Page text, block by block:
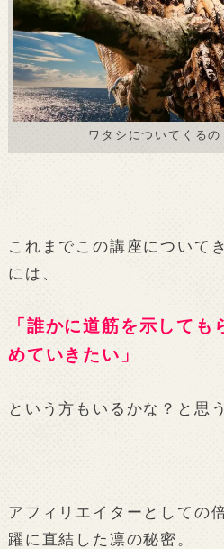
ワタシについてくるの
これまでこの講座について
には、
「誰かに道筋を示しても
めていきたい」
という方もいるかな？と思
アフィリエイターとしての
躍に直結した凛の秘密。